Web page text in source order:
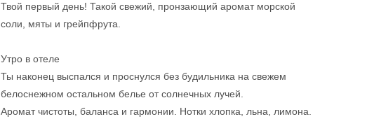
Твой первый день! Такой свежий, пронзающий аромат морской
соли, мяты и грейпфрута.
Утро в отеле
Ты наконец выспался и проснулся без будильника на свежем
белоснежном остальном белье от солнечных лучей.
Аромат чистоты, баланса и гармонии. Нотки хлопка, льна, лимона.